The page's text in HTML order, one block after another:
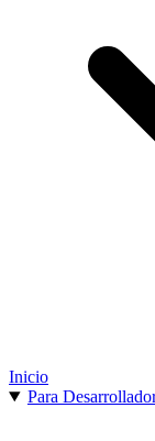
Inicio
Para